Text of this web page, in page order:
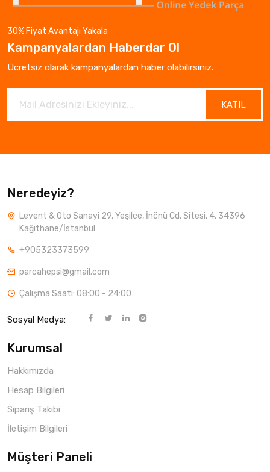
30% Fiyat Avantajı Yakala
Kampanyalardan Haberdar Ol
Ücretsiz olarak kampanyalardan haber olabilirsiniz.
KATIL
Neredeyiz?
Levent & Oto Sanayi 29, Yeşilce, İnönü Cd. Sitesi, 4, 34396
Kağıthane/İstanbul
+905323373599
parcahepsi@gmail.com
Çalışma Saati: 08:00 - 24:00
Sosyal Medya:
Kurumsal
Hakkımızda
Hesap Bilgileri
Sipariş Takibi
İletişim Bilgileri
Müşteri Paneli